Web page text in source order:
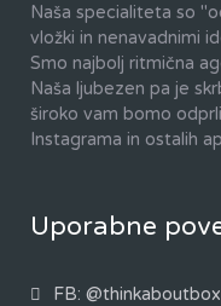
(RK
Naša specialiteta so
vložki in nenavadnimi
Smo najbolj ritmična
Naša ljubezen pa je
široko vam bomo
Instagrama in ostalih
Uporabne
FB: @thinkaboutbox